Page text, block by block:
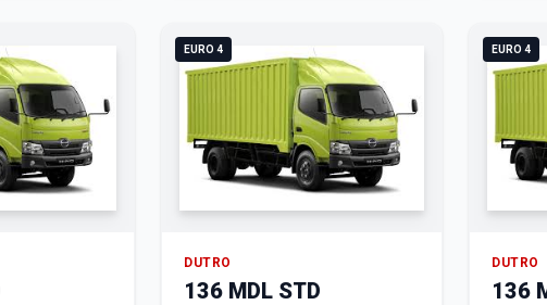
EURO 4
DUTRO
136 MDL STD
EURO 4
DUTRO
136